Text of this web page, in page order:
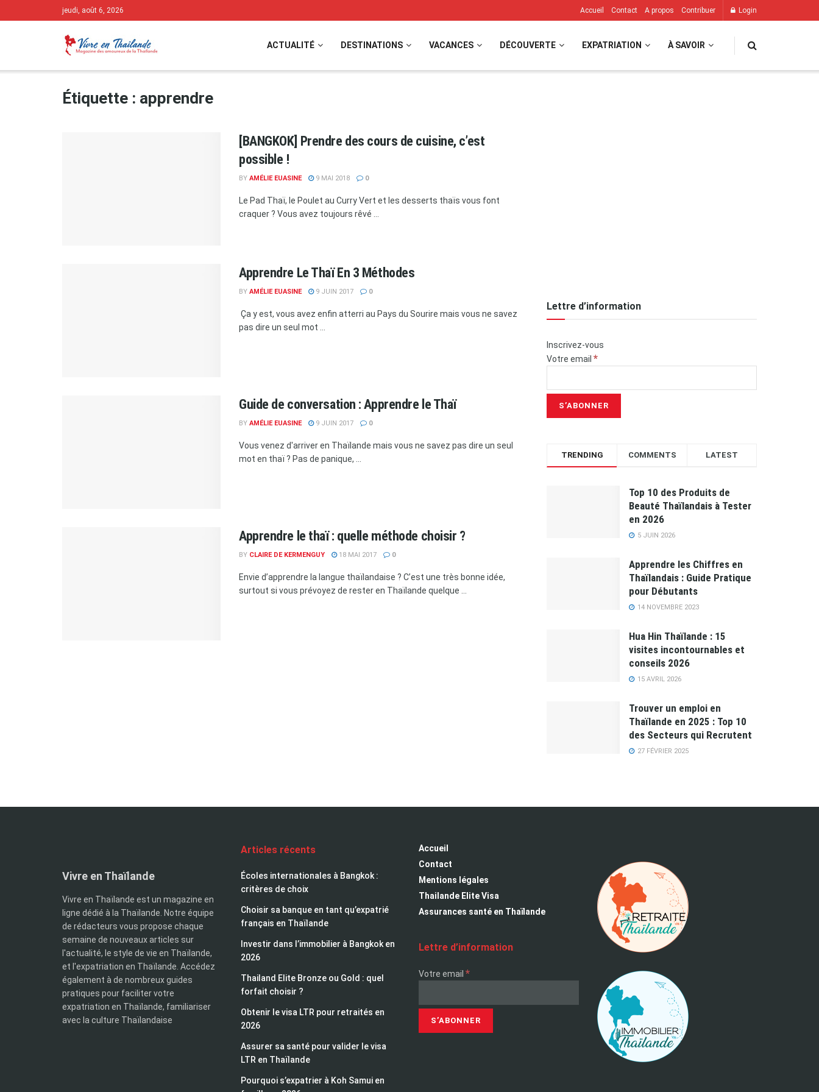
jeudi, août 6, 2026 Accueil Contact A propos Contribuer Login
ACTUALITÉ DESTINATIONS VACANCES DÉCOUVERTE EXPATRIATION À SAVOIR
Étiquette : apprendre
[BANGKOK] Prendre des cours de cuisine, c’est
possible !
BY AMÉLIE EUASINE 9 MAI 2018 0
Le Pad Thaï, le Poulet au Curry Vert et les desserts thaïs vous font
craquer ? Vous avez toujours rêvé ...
Apprendre Le Thaï En 3 Méthodes
BY AMÉLIE EUASINE 9 JUIN 2017 0
Ça y est, vous avez enfin atterri au Pays du Sourire mais vous ne savez
pas dire un seul mot ...
Guide de conversation : Apprendre le Thaï
BY AMÉLIE EUASINE 9 JUIN 2017 0
Vous venez d'arriver en Thaïlande mais vous ne savez pas dire un seul
mot en thaï ? Pas de panique, ...
Apprendre le thaï : quelle méthode choisir ?
BY CLAIRE DE KERMENGUY 18 MAI 2017 0
Envie d’apprendre la langue thaïlandaise ? C’est une très bonne idée,
surtout si vous prévoyez de rester en Thaïlande quelque ...
Lettre d’information
Inscrivez-vous
Votre email *
TRENDING COMMENTS LATEST
Top 10 des Produits de
Beauté Thaïlandais à Tester
en 2026
5 JUIN 2026
Apprendre les Chiffres en
Thaïlandais : Guide Pratique
pour Débutants
14 NOVEMBRE 2023
Hua Hin Thaïlande : 15
visites incontournables et
conseils 2026
15 AVRIL 2026
Trouver un emploi en
Thaïlande en 2025 : Top 10
des Secteurs qui Recrutent
27 FÉVRIER 2025
Vivre en Thaïlande
Vivre en Thaïlande est un magazine en
ligne dédié à la Thaïlande. Notre équipe
de rédacteurs vous propose chaque
semaine de nouveaux articles sur
l'actualité, le style de vie en Thaïlande,
et l'expatriation en Thaïlande. Accédez
également à de nombreux guides
pratiques pour faciliter votre
expatriation en Thaïlande, familiariser
avec la culture Thaïlandaise
Articles récents
Écoles internationales à Bangkok :
critères de choix
Choisir sa banque en tant qu’expatrié
français en Thaïlande
Investir dans l’immobilier à Bangkok en
2026
Thailand Elite Bronze ou Gold : quel
forfait choisir ?
Obtenir le visa LTR pour retraités en
2026
Assurer sa santé pour valider le visa
LTR en Thaïlande
Pourquoi s’expatrier à Koh Samui en
Accueil
Contact
Mentions légales
Thailande Elite Visa
Assurances santé en Thaïlande
Lettre d’information
Votre email *